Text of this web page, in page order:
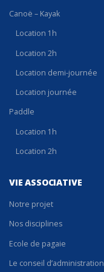
Canoë – Kayak
Location 1h
Location 2h
Location demi-journée
Location journée
Paddle
Location 1h
Location 2h
VIE ASSOCIATIVE
Notre projet
Nos disciplines
Ecole de pagaie
Le conseil d’administration